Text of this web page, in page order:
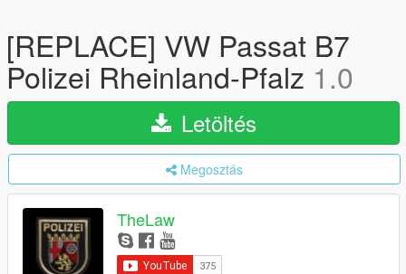
[REPLACE] VW Passat B7
Polizei Rheinland-Pfalz 1.0
Letöltés
Megosztás
TheLaw